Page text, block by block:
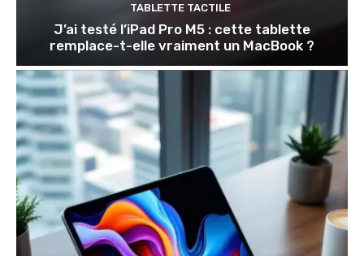
TABLETTE TACTILE
J’ai testé l’iPad Pro M5 : cette tablette
remplace-t-elle vraiment un MacBook ?